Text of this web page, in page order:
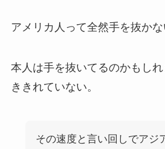
アメリカ人って全然手を抜かな
本人は手を抜いてるのかもし
ききれていない。
その速度と言い回しでアジ